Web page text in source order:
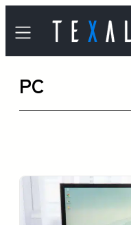
容
を
PC